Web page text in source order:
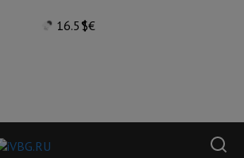
16.5°$€